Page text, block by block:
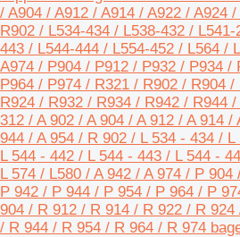
/ A904 / A912 / A914 / A922 / A924
R902 / L534-434 / L538-432 /
443 / L544-444 / L554-452 / L564 /
A974 / P904 / P912 / P932 / P934 /
P964 / P974 / R321 / R902 / R904
R924 / R932 / R934 / R942 / R944
312 / A 902 / A 904 / A 912 / A 914 /
944 / A 954 / R 902 / L 534 - 434 /
L 544 - 442 / L 544 - 443 / L 544 -
L 574 / L580 / A 942 / A 974 / P
P 942 / P 944 / P 954 / P 964 / P
904 / R 912 / R 914 / R 922 / R
/ R 944 / R 954 / R 964 / R 974